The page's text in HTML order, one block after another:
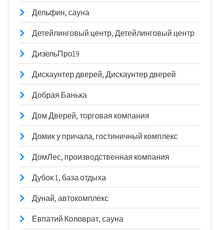
Дельфин, сауна
Детейлинговый центр, Детейлинговый центр
ДизельПро19
Дискаунтер дверей, Дискаунтер дверей
Добрая Банька
Дом Дверей, торговая компания
Домик у причала, гостиничный комплекс
ДомЛес, производственная компания
Дубок 1, база отдыха
Дунай, автокомплекс
Евпатий Коловрат, сауна